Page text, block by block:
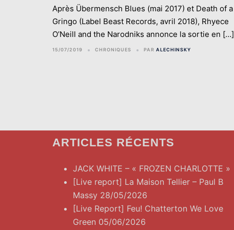
Après Übermensch Blues (mai 2017) et Death of a
Gringo (Label Beast Records, avril 2018), Rhyece
O’Neill and the Narodniks annonce la sortie en […]
15/07/2019 CHRONIQUES PAR ALECHINSKY
ARTICLES RÉCENTS
JACK WHITE – « FROZEN CHARLOTTE »
[Live report] La Maison Tellier – Paul B
Massy 28/05/2026
[Live Report] Feu! Chatterton We Love
Green 05/06/2026